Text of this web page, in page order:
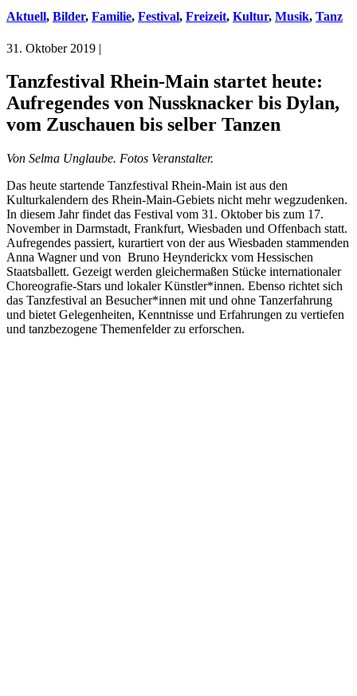
Aktuell, Bilder, Familie, Festival, Freizeit, Kultur, Musik, Tanz
31. Oktober 2019 |
Tanzfestival Rhein-Main startet heute:
Aufregendes von Nussknacker bis Dylan,
vom Zuschauen bis selber Tanzen
Von Selma Unglaube. Fotos Veranstalter.
Das heute startende Tanzfestival Rhein-Main ist aus den
Kulturkalendern des Rhein-Main-Gebiets nicht mehr wegzudenken.
In diesem Jahr findet das Festival vom 31. Oktober bis zum 17.
November in Darmstadt, Frankfurt, Wiesbaden und Offenbach statt.
Aufregendes passiert, kurartiert von der aus Wiesbaden stammenden
Anna Wagner und von Bruno Heynderickx vom Hessischen
Staatsballett. Gezeigt werden gleichermaßen Stücke internationaler
Choreografie-Stars und lokaler Künstler*innen. Ebenso richtet sich
das Tanzfestival an Besucher*innen mit und ohne Tanzerfahrung
und bietet Gelegenheiten, Kenntnisse und Erfahrungen zu vertiefen
und tanzbezogene Themenfelder zu erforschen.